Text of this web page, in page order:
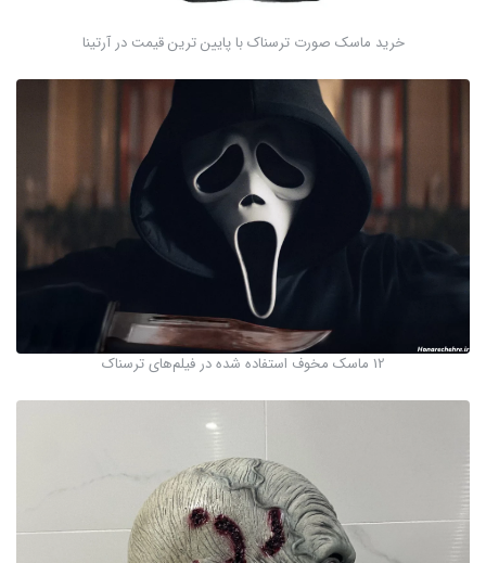
خرید ماسک صورت ترسناک با پایین ترین قیمت در آرتینا
12 ماسک مخوف استفاده شده در فیلم‌های ترسناک